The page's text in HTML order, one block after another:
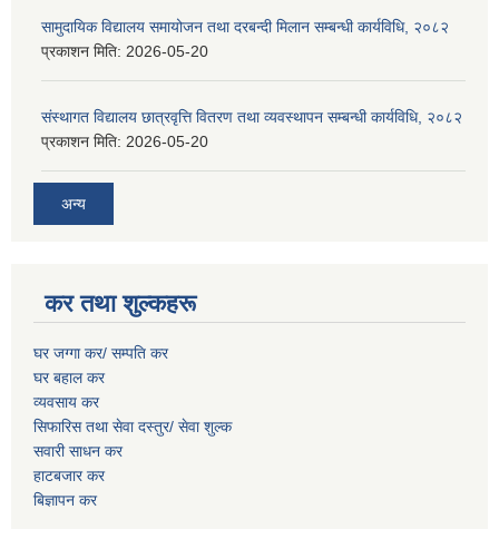
सामुदायिक विद्यालय समायोजन तथा दरबन्दी मिलान सम्बन्धी कार्यविधि, २०८२
प्रकाशन मिति: 2026-05-20
संस्थागत विद्यालय छात्रवृत्ति वितरण तथा व्यवस्थापन सम्बन्धी कार्यविधि, २०८२
प्रकाशन मिति: 2026-05-20
अन्य
कर तथा शुल्कहरू
घर जग्गा कर/ सम्पति कर
घर बहाल कर
व्यवसाय कर
सिफारिस तथा सेवा दस्तुर/ सेवा शुल्क
सवारी साधन कर
हाटबजार कर
बिज्ञापन कर